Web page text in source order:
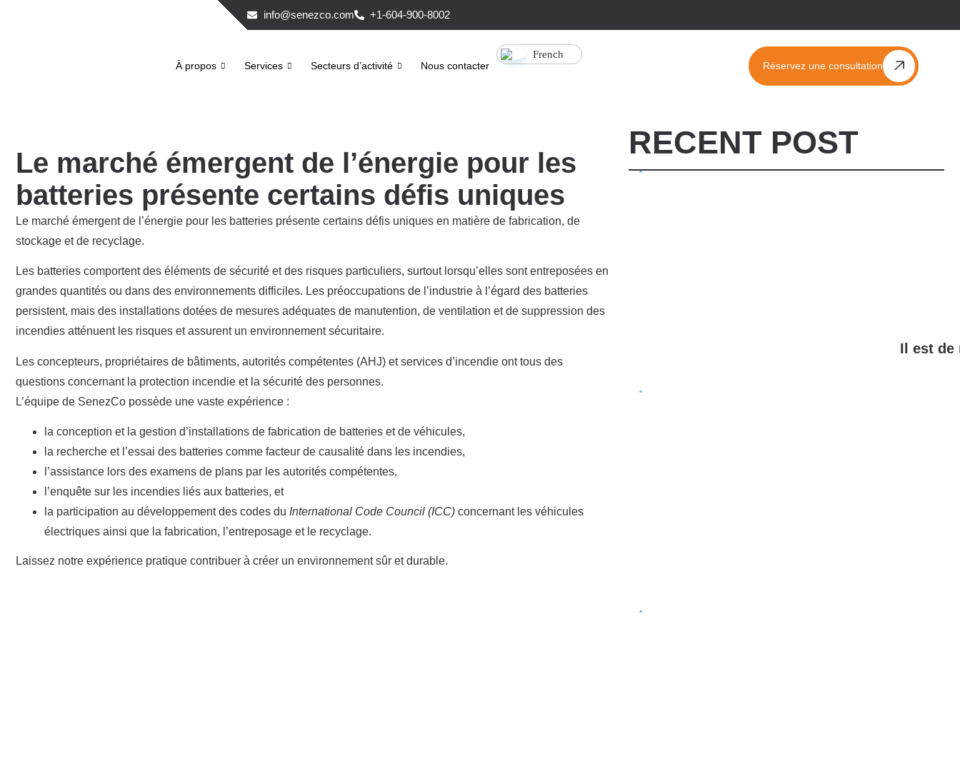
info@senezco.com +1-604-900-8002
À propos Services Secteurs d’activité Nous contacter
French
Réservez une consultation
Le marché émergent de l’énergie pour les
batteries présente certains défis uniques
Le marché émergent de l’énergie pour les batteries présente certains défis uniques en matière de fabrication, de
stockage et de recyclage.
Les batteries comportent des éléments de sécurité et des risques particuliers, surtout lorsqu’elles sont entreposées en
grandes quantités ou dans des environnements difficiles. Les préoccupations de l’industrie à l’égard des batteries
persistent, mais des installations dotées de mesures adéquates de manutention, de ventilation et de suppression des
incendies atténuent les risques et assurent un environnement sécuritaire.
Les concepteurs, propriétaires de bâtiments, autorités compétentes (AHJ) et services d’incendie ont tous des
questions concernant la protection incendie et la sécurité des personnes.
L’équipe de SenezCo possède une vaste expérience :
la conception et la gestion d’installations de fabrication de batteries et de véhicules,
la recherche et l’essai des batteries comme facteur de causalité dans les incendies,
l’assistance lors des examens de plans par les autorités compétentes,
l’enquête sur les incendies liés aux batteries, et
la participation au développement des codes du International Code Council (ICC) concernant les véhicules
électriques ainsi que la fabrication, l’entreposage et le recyclage.
Laissez notre expérience pratique contribuer à créer un environnement sûr et durable.
RECENT POST
Il est de